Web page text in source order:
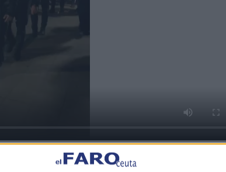
de agradecer este gesto, consciente de que